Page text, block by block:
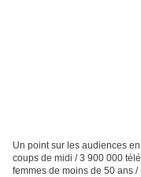
Un point sur les audiences
coups de midi / 3 900 000
femmes de moins de 50 ans